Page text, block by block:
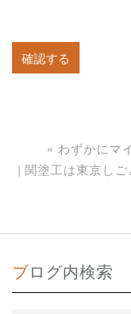
« わずかにマ
関塗工は東京し
ブログ内検索